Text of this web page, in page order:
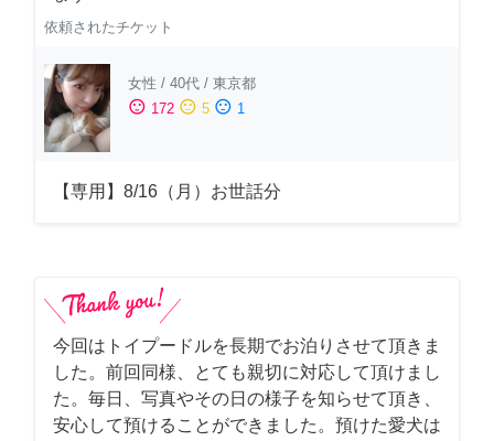
依頼されたチケット
女性 / 40代 / 東京都
sentiment_satisfied 172 sentiment_neutral 5 sentiment_dissatisfied 1
【専用】8/16（月）お世話分
今回はトイプードルを長期でお泊りさせて頂きま
した。前回同様、とても親切に対応して頂けまし
た。毎日、写真やその日の様子を知らせて頂き、
安心して預けることができました。預けた愛犬は